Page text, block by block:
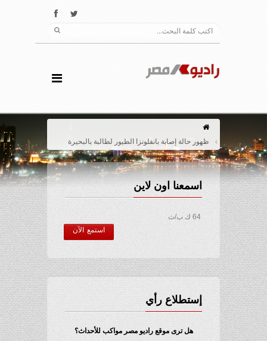
ظهور حالة إصابة بانفلونزا الطيور لطالبة بالبحيرة
اسمعنا اون لاين
64 ك ب/ث
استمع الآن
إستطلاع رأي
هل ترى موقع راديو مصر مواكب للأحداث؟